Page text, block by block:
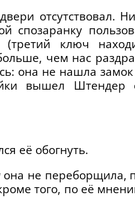
отсутствовал.
спозаранку
ключ
чем нас
она не нашла
вышел Штендер
её обогнуть.
она не переборщила,
того, по её